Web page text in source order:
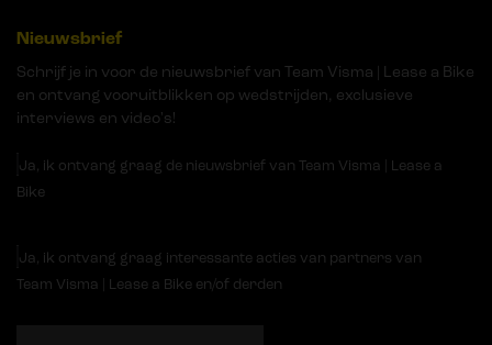
Nieuwsbrief
Schrijf je in voor de nieuwsbrief van Team Visma | Lease a Bike
en ontvang vooruitblikken op wedstrijden, exclusieve
interviews en video's!
Ja, ik ontvang graag de nieuwsbrief van Team Visma | Lease a
Bike
Ja, ik ontvang graag interessante acties van partners van
Team Visma | Lease a Bike en/of derden